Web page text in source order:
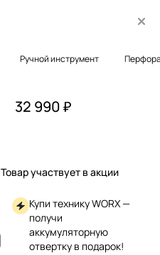
Ручной инструмент
32 990 ₽
Товар участвует в акции
Купи технику WORX —
получи
аккумуляторную
отвертку в подарок!